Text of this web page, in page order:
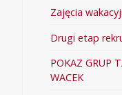
Zajęcia
Drugi etap
POKAZ GRUP
WACEK